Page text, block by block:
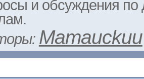
и обсуждения
Mamauckuu